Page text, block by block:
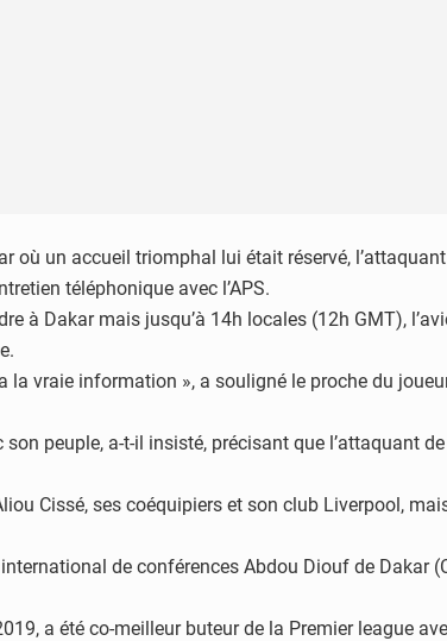
un accueil triomphal lui était réservé,
téléphonique avec l’APS.
à Dakar mais jusqu’à 14h locales (12h GMT),
la vraie information », a souligné le proche du
peuple, a-t-il insisté, précisant que l’attaquant
Cissé, ses coéquipiers et son club Liverpool,
de conférences Abdou Diouf de Dakar
a été co-meilleur buteur de la Premier league